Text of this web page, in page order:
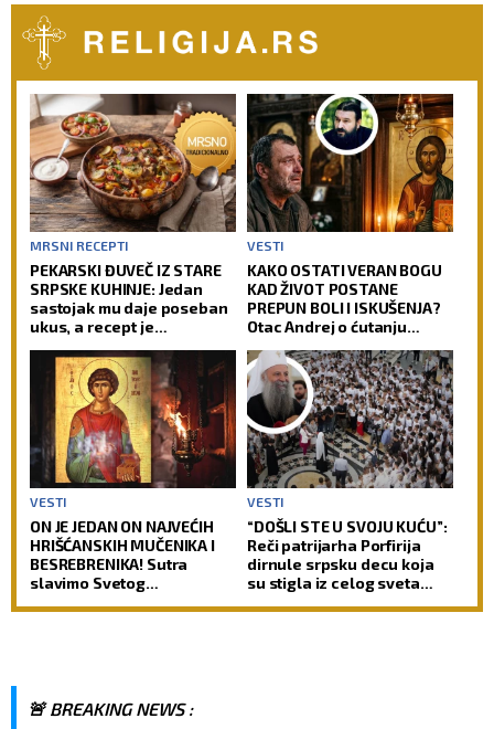
MRSNI RECEPTI
PEKARSKI ĐUVEČ IZ STARE
SRPSKE KUHINJE: Jedan
sastojak mu daje poseban
ukus, a recept je
mislite
VESTI
KAKO OSTATI VERAN BOGU
KAD ŽIVOT POSTANE
PREPUN BOLI I ISKUŠENJA?
Otac Andrej o ćutanju
VESTI
ON JE JEDAN ON NAJVEĆIH
HRIŠĆANSKIH MUČENIKA I
BESREBRENIKA! Sutra
slavimo Svetog
VESTI
“DOŠLI STE U SVOJU KUĆU”:
Reči patrijarha Porfirija
dirnule srpsku decu koja
su stigla iz celog sveta
🚨 BREAKING NEWS :